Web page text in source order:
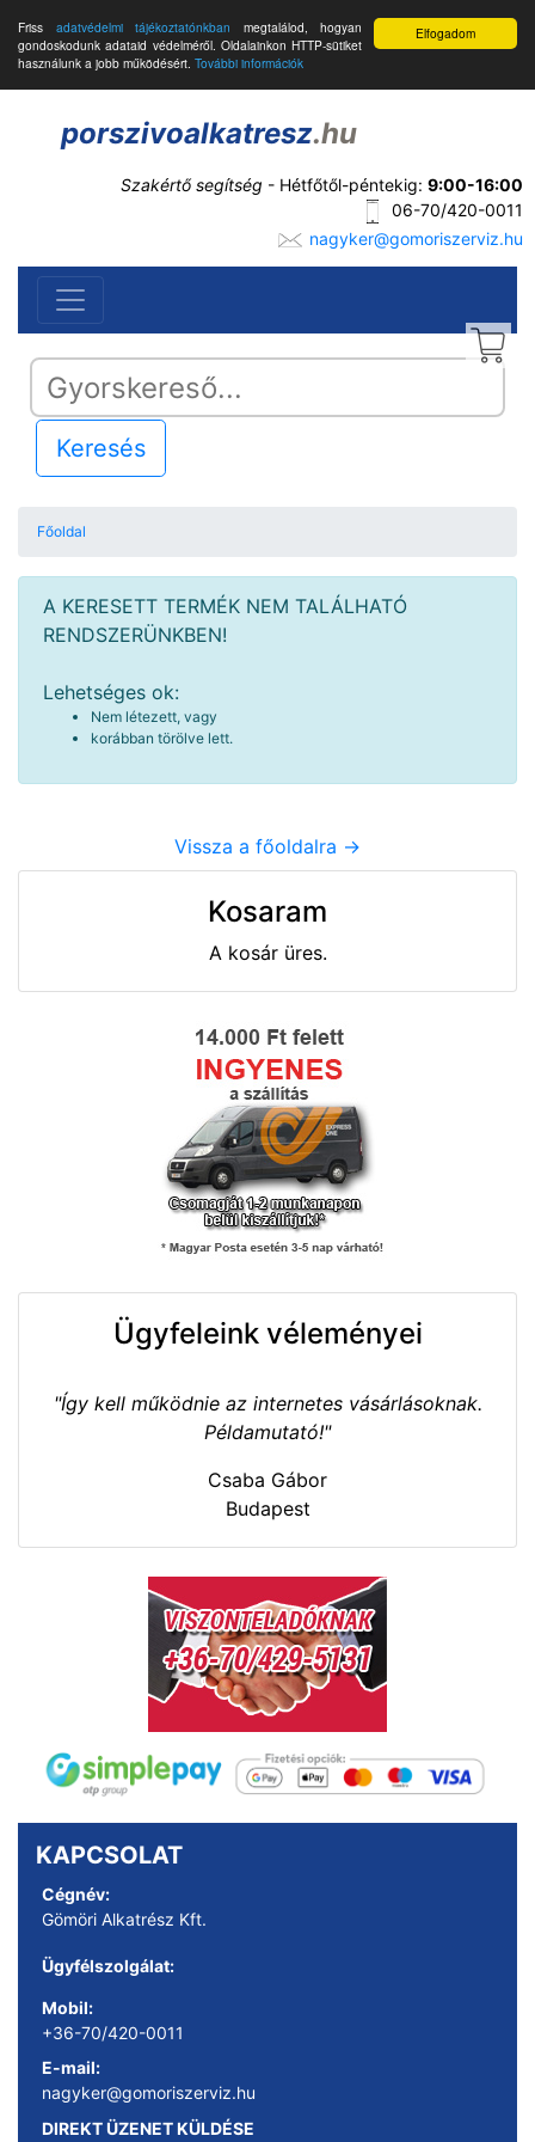
Elfogadom
Friss adatvédelmi tájékoztatónkban megtalálod, hogyan
gondoskodunk adataid védelméről. Oldalainkon HTTP-sütiket
használunk a jobb működésért. További információk
porszivoalkatresz.hu
Szakértő segítség - Hétfőtől-péntekig: 9:00-16:00
06-70/420-0011
nagyker@gomoriszerviz.hu
Keresés
Főoldal
A KERESETT TERMÉK NEM TALÁLHATÓ
RENDSZERÜNKBEN!
Lehetséges ok:
Nem létezett, vagy
korábban törölve lett.
Vissza a főoldalra ->
Kosaram
A kosár üres.
Ügyfeleink véleményei
"Így kell működnie az internetes vásárlásoknak.
Példamutató!"
Csaba Gábor
Budapest
KAPCSOLAT
Cégnév:
Gömöri Alkatrész Kft.
Ügyfélszolgálat:
Mobil:
+36-70/420-0011
E-mail:
nagyker@gomoriszerviz.hu
DIREKT ÜZENET KÜLDÉSE